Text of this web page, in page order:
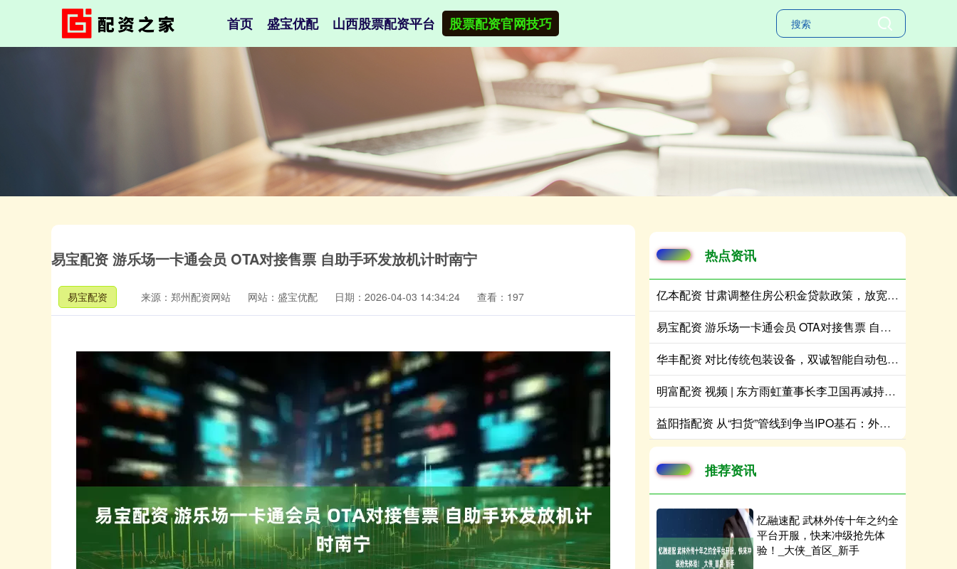
首页 盛宝优配 山西股票配资平台 股票配资官网技巧
易宝配资 游乐场一卡通会员 OTA对接售票 自助手环发放机计时南宁
易宝配资 来源：郑州配资网站 网站：盛宝优配 日期：2026-04-03 14:34:24 查看：197
热点资讯
亿本配资 甘肃调整住房公积金贷款政策，放宽新就业毕业生贷款条件
易宝配资 游乐场一卡通会员 OTA对接售票 自助手环发放机计时南宁
华丰配资 对比传统包装设备，双诚智能自动包装机的核心优势有哪些
明富配资 视频 | 东方雨虹董事长李卫国再减持60万股，过去两年已累计套现11.95亿元
益阳指配资 从“扫货”管线到争当IPO基石：外资加码中国创新药
推荐资讯
忆融速配 武林外传十年之约全
平台开服，快来冲级抢先体
验！_大侠_首区_新手